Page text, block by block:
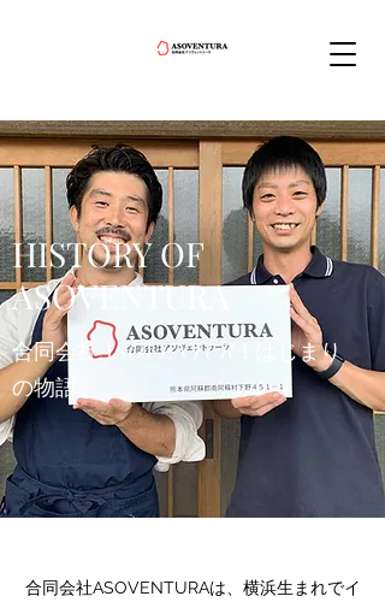
HISTORY OF
ASOVENTURA
​​合同会社ASOVENTURA はじまり
の物語
合同会社ASOVENTURAは、横浜生まれでイ